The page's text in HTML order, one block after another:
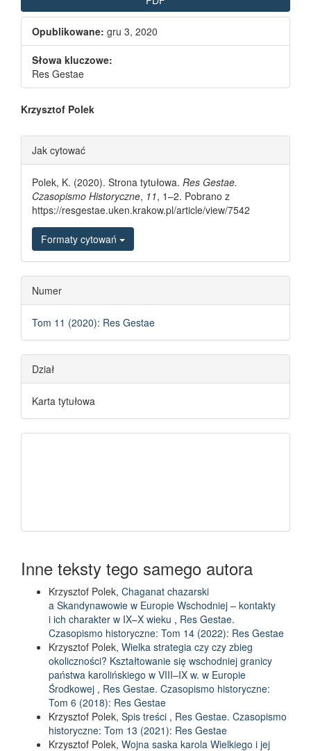
Opublikowane: gru 3, 2020
Słowa kluczowe:
Res Gestae
Main Article Content
Krzysztof Polek
Article Details
Jak cytować
Polek, K. (2020). Strona tytułowa. Res Gestae.
Czasopismo Historyczne, 11, 1–2. Pobrano z
https://resgestae.uken.krakow.pl/article/view/7542
Formaty cytowań
Numer
Tom 11 (2020): Res Gestae
Dział
Karta tytułowa
Inne teksty tego samego autora
Krzysztof Polek, Chaganat chazarski
a Skandynawowie w Europie Wschodniej – kontakty
i ich charakter w IX–X wieku , Res Gestae.
Czasopismo historyczne: Tom 14 (2022): Res Gestae
Krzysztof Polek, Wielka strategia czy czy zbieg
okoliczności? Kształtowanie się wschodniej granicy
państwa karolińskiego w VIII–IX w. w Europie
Środkowej , Res Gestae. Czasopismo historyczne:
Tom 6 (2018): Res Gestae
Krzysztof Polek, Spis treści , Res Gestae. Czasopismo
historyczne: Tom 13 (2021): Res Gestae
Krzysztof Polek, Wojna saska karola Wielkiego i jej